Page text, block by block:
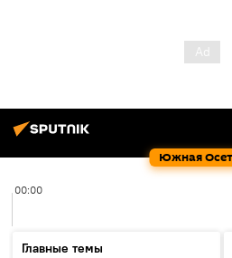
Южная
00:00
Главные темы